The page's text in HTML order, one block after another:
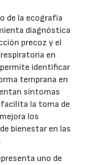
de la ecografía
diagnóstica
precoz y el
en
identificar
temprana en
síntomas
la toma de
los
bienestar en las
uno de